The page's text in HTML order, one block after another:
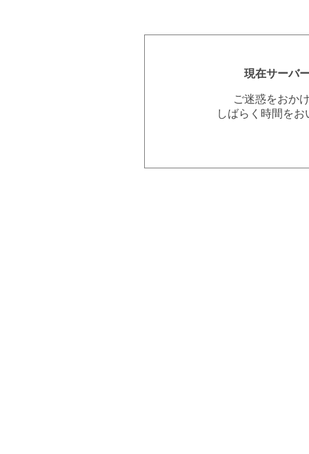
現在サーバ
ご迷惑をおか
しばらく時間を